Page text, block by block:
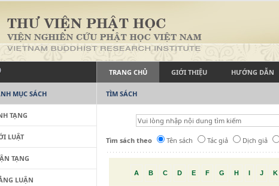
TRANG CHỦ GIỚI THIỆU HƯỚNG DẪN
TÌM SÁCH
Tìm sách theo Tên sách Tác giả Dịch giả
A B C D E F G H I J K
MỤC SÁCH
TẠNG
LUẬT
TẠNG
LUẬN